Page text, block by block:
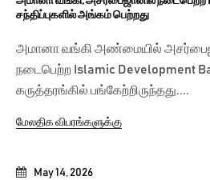
May 14, 2026
சந்திப்புகளில் அங்கம் பெற்றது
அமானா வங்கி அண்மையில்
நடைபெற்ற Islamic Development
கருத்தரங்கில் பங்கேற்றிருந்தது....
மேலதிக விபரங்களுக்கு